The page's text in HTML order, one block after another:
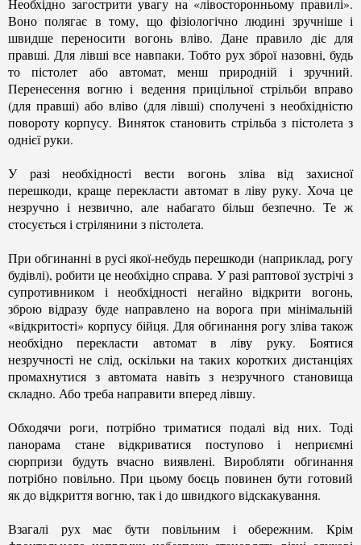
Необхідно загострити увагу на «лівосторонньому правилі».
Воно полягає в тому, що фізіологічно людині зручніше і
швидше переносити вогонь вліво. Дане правило діє для
правші. Для лівші все навпаки. Тобто рух зброї назовні, будь
то пістолет або автомат, менш природній і зручний.
Перенесення вогню і ведення прицільної стрільби вправо
(для правші) або вліво (для лівші) сполучені з необхідністю
повороту корпусу. Виняток становить стрільба з пістолета з
однієї руки.
У разі необхідності вести вогонь зліва від захисної
перешкоди, краще перекласти автомат в ліву руку. Хоча це
незручно і незвично, але набагато більш безпечно. Те ж
стосується і стрілянини з пістолета.
При обгинанні в русі якої-небудь перешкоди (наприклад, рогу
будівлі), робити це необхідно справа. У разі раптової зустрічі з
супротивником і необхідності негайно відкрити вогонь,
зброю відразу буде направлено на ворога при мінімальній
«відкритості» корпусу бійця. Для обгинання рогу зліва також
необхідно перекласти автомат в ліву руку. Боятися
незручності не слід, оскільки на таких коротких дистанціях
промахнутися з автомата навіть з незручного становища
складно. Або треба направити вперед лівшу.
Обходячи роги, потрібно триматися подалі від них. Тоді
панорама стане відкриватися поступово і неприємні
сюрпризи будуть вчасно виявлені. Виробляти обгинання
потрібно повільно. При цьому боєць повинен бути готовий
як до відкриття вогню, так і до швидкого відскакування.
Взагалі рух має бути повільним і обережним. Крім